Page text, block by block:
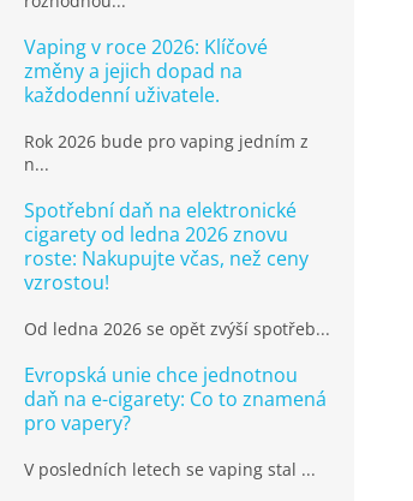
Vaping v roce 2026: Klíčové
změny a jejich dopad na
každodenní uživatele.
Rok 2026 bude pro vaping jedním z
n...
Spotřební daň na elektronické
cigarety od ledna 2026 znovu
roste: Nakupujte včas, než ceny
vzrostou!
Od ledna 2026 se opět zvýší spotřeb...
Evropská unie chce jednotnou
daň na e-cigarety: Co to znamená
pro vapery?
V posledních letech se vaping stal ...